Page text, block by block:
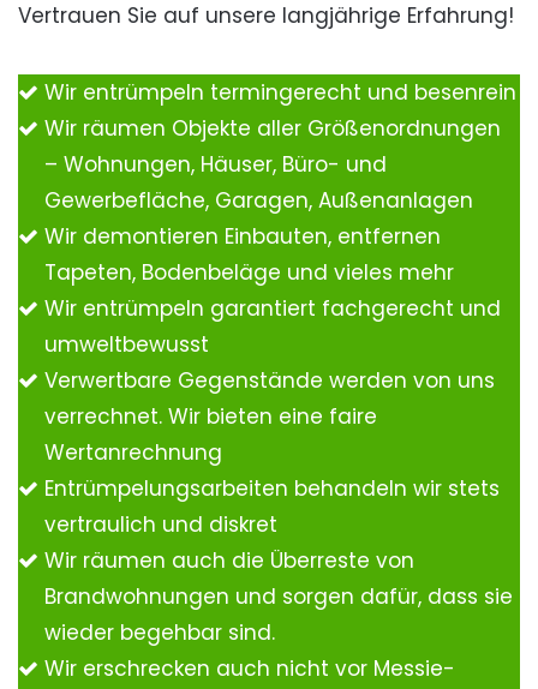
Vertrauen Sie auf unsere langjährige Erfahrung!
Wir entrümpeln termingerecht und besenrein
Wir räumen Objekte aller Größenordnungen
– Wohnungen, Häuser, Büro- und
Gewerbefläche, Garagen, Außenanlagen
Wir demontieren Einbauten, entfernen
Tapeten, Bodenbeläge und vieles mehr
Wir entrümpeln garantiert fachgerecht und
umweltbewusst
Verwertbare Gegenstände werden von uns
verrechnet. Wir bieten eine faire
Wertanrechnung
Entrümpelungsarbeiten behandeln wir stets
vertraulich und diskret
Wir räumen auch die Überreste von
Brandwohnungen und sorgen dafür, dass sie
wieder begehbar sind.
Wir erschrecken auch nicht vor Messie-